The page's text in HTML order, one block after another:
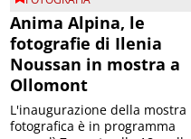
Anima Alpina, le
fotografie di Ilenia
Noussan in mostra a
Ollomont
L'inaugurazione della mostra
fotografica è in programma